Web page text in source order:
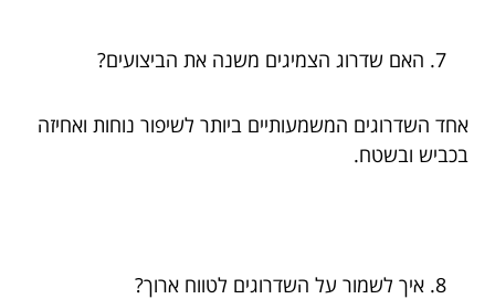
האם שדרוג הצמיגים משנה את הביצועים?
אחד השדרוגים המשמעותיים ביותר לשיפור נוחות ואחיזה
בכביש ובשטח.
איך לשמור על השדרוגים לטווח ארוך?